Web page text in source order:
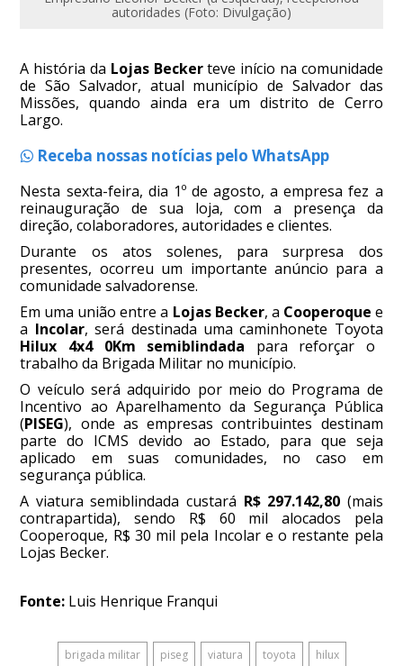
autoridades (Foto: Divulgação)
A história da Lojas Beckerteve início na comunidade
de São Salvador, atual município de Salvador das
Missões, quando ainda era um distrito de Cerro
Largo.
Receba nossas notícias pelo WhatsApp
Nesta sexta-feira, dia 1º de agosto, a empresa fez a
reinauguração de sua loja, com a presença da
direção, colaboradores, autoridades e clientes.
Durante os atos solenes, para surpresa dos
presentes, ocorreu um importante anúncio para a
comunidade salvadorense.
Em uma união entre a Lojas Becker, a Cooperoque e
a Incolar, será destinada uma caminhonete Toyota
Hilux 4x4 0Km semiblindada para reforçar o
trabalho da Brigada Militar no município.
O veículo será adquirido por meio do Programa de
Incentivo ao Aparelhamento da Segurança Pública
(PISEG), onde as empresas contribuintes destinam
parte do ICMS devido ao Estado, para que seja
aplicado em suas comunidades, no caso em
segurança pública.
A viatura semiblindada custará R$ 297.142,80 (mais
contrapartida), sendo R$ 60 mil alocados pela
Cooperoque, R$ 30 mil pela Incolar e o restante pela
Lojas Becker.
Fonte: Luis Henrique Franqui
brigada militar piseg viatura toyota hilux